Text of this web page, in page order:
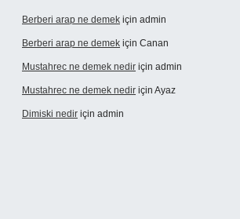
Berberi arap ne demek için admin
Berberi arap ne demek için Canan
Mustahrec ne demek nedir için admin
Mustahrec ne demek nedir için Ayaz
Dimiski nedir için admin